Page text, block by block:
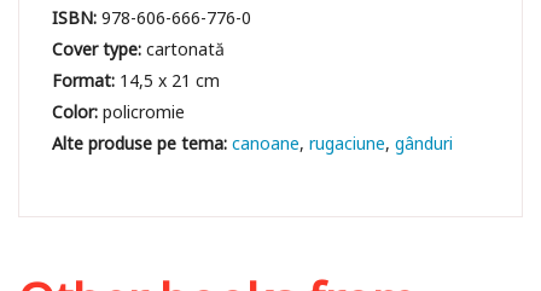
ISBN:978-606-666-776-0
Cover type:cartonată
Format: 14,5 x 21 cm
Color:policromie
canoane rugaciune gânduri